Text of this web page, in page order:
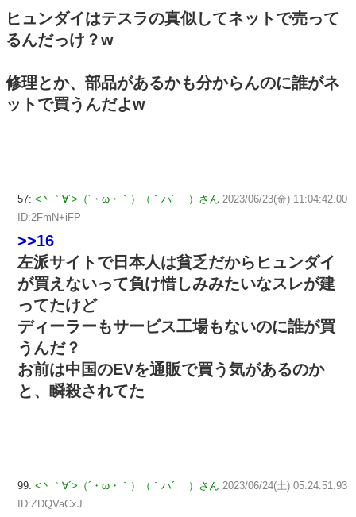
ヒュンダイはテスラの真似してネットで売って
るんだっけ？w
修理とか、部品があるかも分からんのに誰がネ
ットで買うんだよw
57: <丶｀∀´>（´・ω・｀）（｀ハ´ ）さん 2023/06/23(金) 11:04:42.00
ID:2FmN+iFP
>>16
左派サイトで日本人は貧乏だからヒュンダイ
が買えないって負け惜しみみたいなスレが建
ってたけど
ディーラーもサービス工場もないのに誰が買
うんだ？
お前は中国のEVを通販で買う気があるのか
と、瞬殺されてた
99: <丶｀∀´>（´・ω・｀）（｀ハ´ ）さん 2023/06/24(土) 05:24:51.93
ID:ZDQVaCxJ